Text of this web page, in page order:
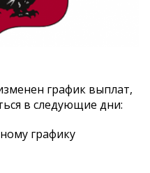
график выплат,
в следующие дни:
графику